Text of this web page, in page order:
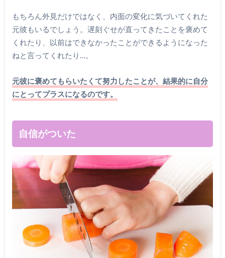
もちろん外見だけではなく、内面の変化に気づいてくれた
元彼もいるでしょう。遅刻ぐせが直ってきたことを褒めて
くれたり、以前はできなかったことができるようになった
ねと言ってくれたり…。
元彼に褒めてもらいたくて努力したことが、結果的に自分
にとってプラスになるのです。
自信がついた